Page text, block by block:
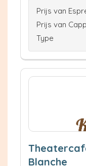
Prijs van
Prijs van
Type
Blanche